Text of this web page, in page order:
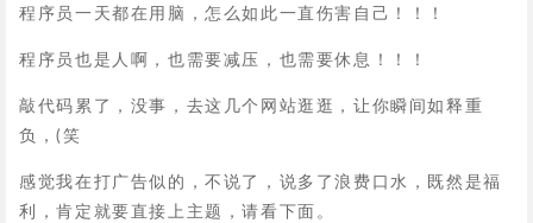
程序员一天都在用脑，怎么如此一直伤害自己！！！
程序员也是人啊，也需要减压，也需要休息！！！
敲代码累了，没事，去这几个网站逛逛，让你瞬间如释重
负，(笑
感觉我在打广告似的，不说了，说多了浪费口水，既然是福
利，肯定就要直接上主题，请看下面。